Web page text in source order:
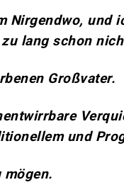
Nirgendwo, und
zu lang schon
Großvater.
und